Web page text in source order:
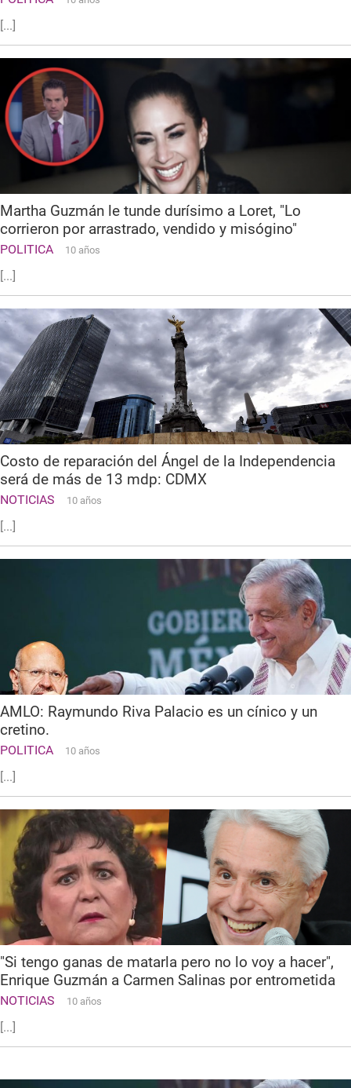
[...]
Martha Guzmán le tunde durísimo a Loret, "Lo
corrieron por arrastrado, vendido y misógino"
POLITICA 10 años
[...]
Costo de reparación del Ángel de la Independencia
será de más de 13 mdp: CDMX
NOTICIAS 10 años
[...]
AMLO: Raymundo Riva Palacio es un cínico y un
cretino.
POLITICA 10 años
[...]
"Si tengo ganas de matarla pero no lo voy a hacer",
Enrique Guzmán a Carmen Salinas por entrometida
NOTICIAS 10 años
[...]